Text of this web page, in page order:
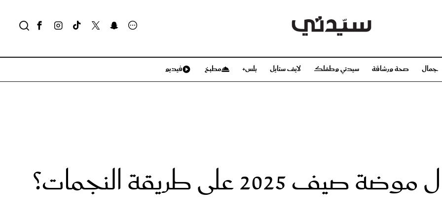
جمال صحة ورشاقة سيدتي وطفلك لايف ستايل بلس+ مطبخ فيديو
على طريقة النجمات؟
مجلة سيدتي
مناسبات X سيدتي